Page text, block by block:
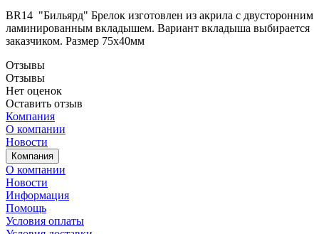
BR14 "Бильярд" Брелок изготовлен из акрила с двусторонним
ламинированным вкладышем. Вариант вкладыша выбирается
заказчиком. Размер 75х40мм
Отзывы
Отзывы
Нет оценок
Оставить отзыв
Компания
О компании
Новости
Компания
О компании
Новости
Информация
Помощь
Условия оплаты